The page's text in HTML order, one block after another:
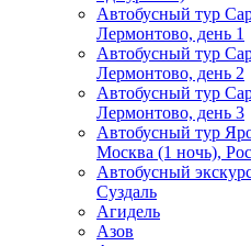
Автобусный тур
Лермонтово, день 1
Автобусный тур
Лермонтово, день 2
Автобусный тур
Лермонтово, день 3
Автобусный тур
Москва (1 ночь),
Автобусный
Суздаль
Агидель
Азов